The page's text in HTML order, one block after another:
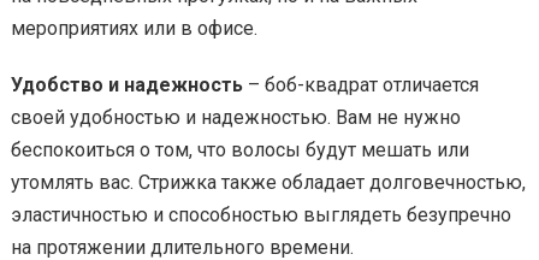
мероприятиях или в офисе.
Удобство и надежность– боб-квадрат отличается
своей удобностью и надежностью. Вам не нужно
беспокоиться о том, что волосы будут мешать или
утомлять вас. Стрижка также обладает долговечностью,
эластичностью и способностью выглядеть безупречно
на протяжении длительного времени.